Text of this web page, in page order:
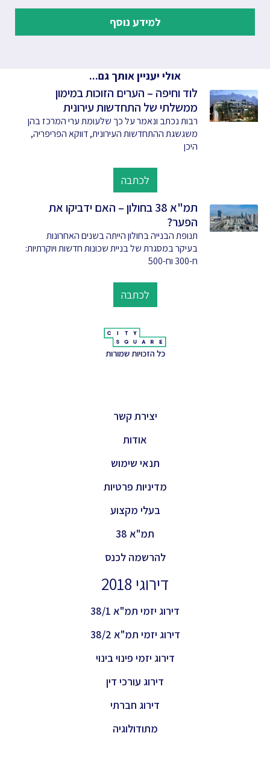
למידע נוסף
אולי יעניין אותך גם...
לוד וחיפה – הערים הזוכות במימון
ממשלתי של התחדשות עירונית
רבות נכתב ונאמר על כך שלעומת ערי המרכז בהן
משגשגת ההתחדשות העירונית, דווקא הפריפריה,
היכן
לכתבה
תמ"א 38 בחולון – האם ידביקו את
הפער?
תנופת הבנייה בחולון הייתה בשנים האחרונות
בעיקר במסגרת של בניית שכונות חדשות ויוקרתיות:
ח-300 וח-500
לכתבה
כל הזכויות שמורות
יצירת קשר
אודות
תנאי שימוש
מדיניות פרטיות
בעלי מקצוע
תמ"א 38
להרשמה לכנס
דירוגי 2018
דירוג יזמי תמ"א 38/1
דירוג יזמי תמ"א 38/2
דירוג יזמי פינוי בינוי
דירוג עורכי דין
דירוג חברתי
מתודולוגיה